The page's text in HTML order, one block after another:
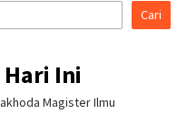
Cari
Ini
Magister Ilmu